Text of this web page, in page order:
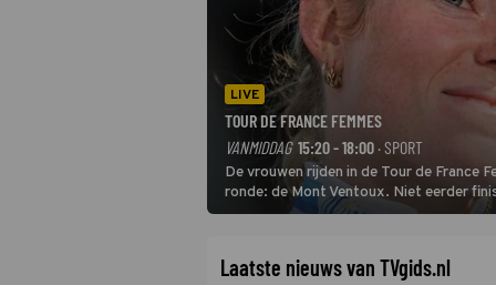
LIVE
TOUR DE FRANCE FEMMES
VANMIDDAG 15:20 - 18:00 · SPORT
De vrouwen rijden in de Tour de France
ronde: de Mont Ventoux. Niet eerder
uit de buitencategorie. De aanloop
Laatste nieuws van TVgids.nl